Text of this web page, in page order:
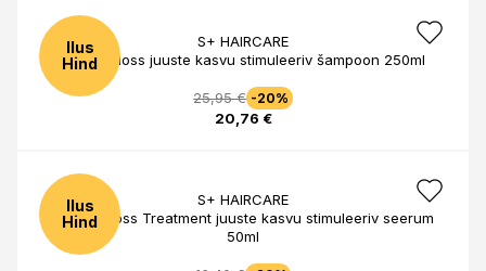
Ilus
Hind
S+ HAIRCARE
Anti Hairloss juuste kasvu stimuleeriv šampoon 250ml
25,95 € -20%
20,76 €
Ilus
Hind
S+ HAIRCARE
Anti Hairloss Treatment juuste kasvu stimuleeriv seerum
50ml